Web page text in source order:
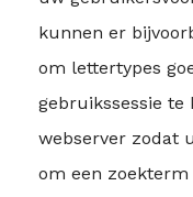
kunnen er
om lettertypes
gebruikssessie
webserver zodat
om een